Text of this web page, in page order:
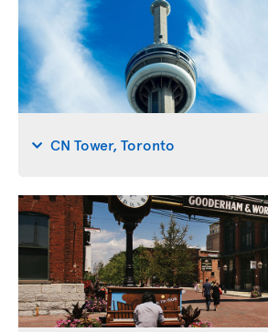
CN Tower, Toronto